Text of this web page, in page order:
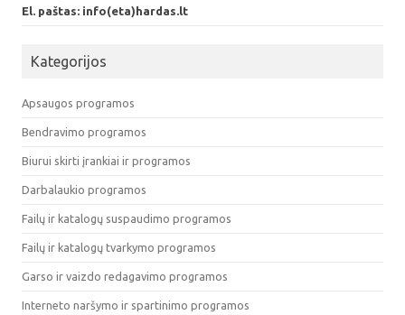
El. paštas: info(eta)hardas.lt
Kategorijos
Apsaugos programos
Bendravimo programos
Biurui skirti įrankiai ir programos
Darbalaukio programos
Failų ir katalogų suspaudimo programos
Failų ir katalogų tvarkymo programos
Garso ir vaizdo redagavimo programos
Interneto naršymo ir spartinimo programos